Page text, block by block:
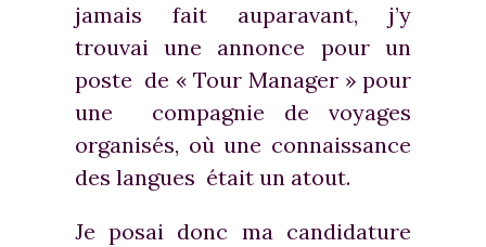
jamais fait auparavant, j’y
trouvai une annonce pour un
poste de « Tour Manager » pour
une compagnie de voyages
organisés, où une connaissance
des langues était un atout.
Je posai donc ma candidature